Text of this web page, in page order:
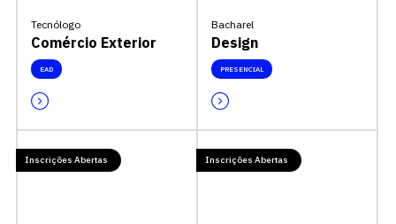
Tecnólogo
Comércio Exterior
EAD
Bacharel
Design
PRESENCIAL
Inscrições Abertas Inscrições Abertas